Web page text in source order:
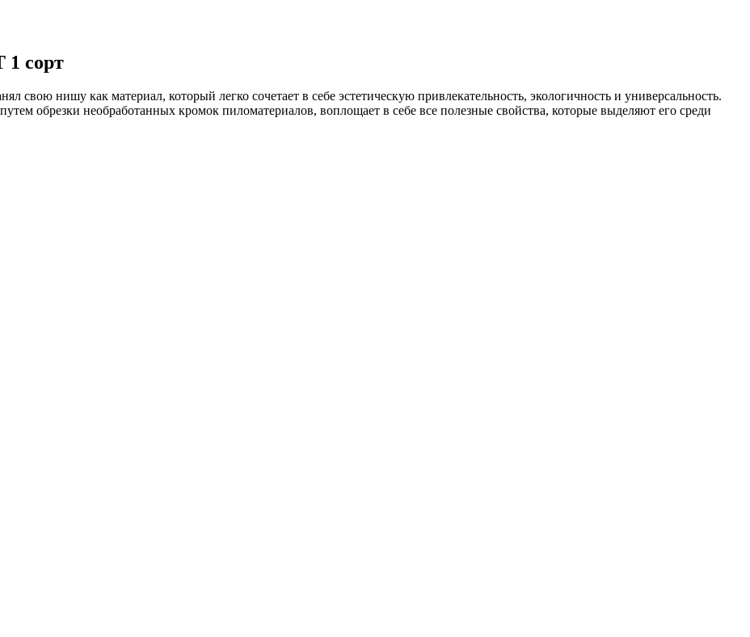
1 сорт
свою нишу как материал, который легко сочетает в себе эстетическую привлекательность, экологичность и универсальность.
обрезки необработанных кромок пиломатериалов, воплощает в себе все полезные свойства, которые выделяют его среди